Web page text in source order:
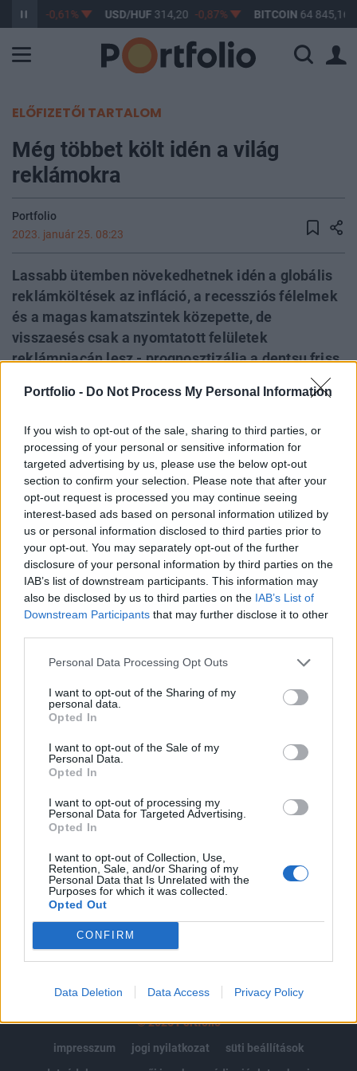
Portfolio - Do Not Process My Personal Information
If you wish to opt-out of the sale, sharing to third parties, or
processing of your personal or sensitive information for
targeted advertising by us, please use the below opt-out
section to confirm your selection. Please note that after your
opt-out request is processed you may continue seeing
interest-based ads based on personal information utilized by
us or personal information disclosed to third parties prior to
your opt-out. You may separately opt-out of the further
disclosure of your personal information by third parties on the
IAB’s list of downstream participants. This information may
also be disclosed by us to third parties on the IAB’s List of
Downstream Participants that may further disclose it to other
Personal Data Processing Opt Outs
I want to opt-out of the Sharing of my
personal data.
Opted In
I want to opt-out of the Sale of my
Personal Data.
Opted In
I want to opt-out of processing my
Personal Data for Targeted Advertising.
Opted In
I want to opt-out of Collection, Use,
Retention, Sale, and/or Sharing of my
Personal Data that Is Unrelated with the
Purposes for which it was collected.
Opted Out
CONFIRM
Data Deletion Data Access Privacy Policy
363,17 -0,61% USD/HUF 314,20 -0,87% BITCOIN 64 845,16
ELŐFIZETŐI TARTALOM
Még többet költ idén a világ
reklámokra
Portfolio
2023. január 25. 08:23
Lassabb ütemben növekedhetnek idén a globális
reklámköltések az infláció, a recessziós félelmek
és a magas kamatszintek közepette, de
visszaesés csak a nyomtatott felületek
reklámpiacán lesz - prognosztizálja a dentsu friss
folytatódik, egyre nagyobb szeletet hasít ki a
a 60 százalékot.
A globális reklámköltések összértéke idén várhatóan eléri a
740,9 milliárd dollárt, ami 3,8 százalékos bővülést jelent az
előző évi 713,6 milliárd dollárral szemben – áll a dentsu
médiaügynökségi hálózat előrejelzésében. Az elemzés
adatai azt mutatják, hogy a covid első hullámait követő
évek erőteljes növekedése idén mérsékeltebb ütemben
folytatódik: a...
KEDVES OLVASÓNK!
A keresett cikk a portfolio.hu hírarchívumához
tartozik, melynek olvasása előfizetéses
regisztrációhoz kötött.
Az előfizetés a következőket tartalmazza:
Portfolio.hu teljes cikkarchívum
Kötéslisták: BÉT elmúlt 2 év napon belüli
kötéslistái
MÁR ELŐFIZETŐNK VAGY?BEJELENTKEZÉS
© 2026 Portfolio
impresszum
jogi nyilatkozat
süti beállítások